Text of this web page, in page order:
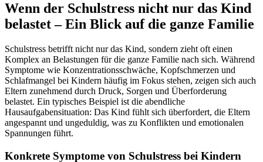
Wenn der Schulstress nicht nur das Kind
belastet – Ein Blick auf die ganze Familie
Schulstress betrifft nicht nur das Kind, sondern zieht oft einen
Komplex an Belastungen für die ganze Familie nach sich. Während
Symptome wie Konzentrationsschwäche, Kopfschmerzen und
Schlafmangel bei Kindern häufig im Fokus stehen, zeigen sich auch
Eltern zunehmend durch Druck, Sorgen und Überforderung
belastet. Ein typisches Beispiel ist die abendliche
Hausaufgabensituation: Das Kind fühlt sich überfordert, die Eltern
angespannt und ungeduldig, was zu Konflikten und emotionalen
Spannungen führt.
Konkrete Symptome von Schulstress bei Kindern